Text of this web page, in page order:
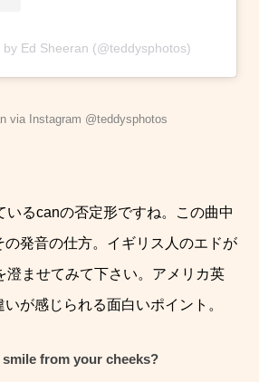
by Ed Sheeran (@teddysphotos)
via Instagram @teddysphotos
いるcanの否定形ですね。この曲中
の発音の仕方。イギリス人のエドが
澄ませてみて下さい。アメリカ英
が感じられる面白いポイント。
from your cheeks?